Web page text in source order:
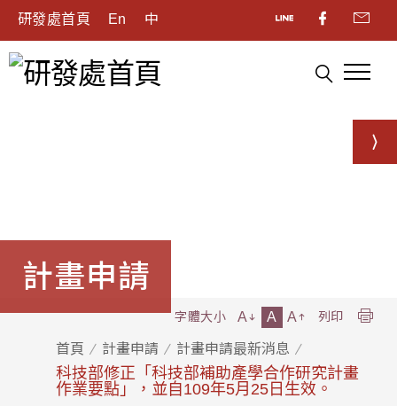
研發處首頁 En 中
計畫申請
首頁 計畫申請 計畫申請最新消息
科技部修正「科技部補助產學合作研究計畫
作業要點」，並自109年5月25日生效。
字體大小 A A A 列印